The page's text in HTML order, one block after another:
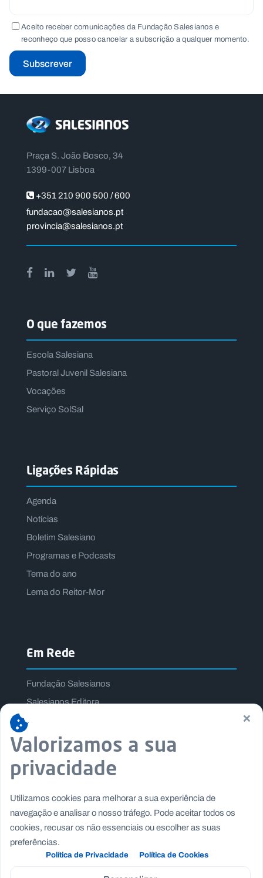
Aceito receber comunicações da Fundação Salesianos e
reconheço que posso cancelar a subscrição a qualquer momento.
Subscrever
Praça S. João Bosco, 34
1399-007 Lisboa
+351 210 900 500 / 600
fundacao@salesianos.pt
provincia@salesianos.pt
O que fazemos
Escola Salesiana
Pastoral Juvenil Salesiana
Vocações
Serviço SolSal
Ligações Rápidas
Agenda
Notícias
Boletim Salesiano
Programas e Podcasts
Tema do ano
Lema do Reitor-Mor
Em Rede
Fundação Salesianos
Salesianos Editora
Família Salesiana
Missão Dom Bosco
×
Valorizamos a sua
privacidade
Utilizamos cookies para melhorar a sua experiência de
navegação e analisar o nosso tráfego. Pode aceitar todos os
cookies, recusar os não essenciais ou escolher as suas
preferências.
Política de Privacidade Política de Cookies